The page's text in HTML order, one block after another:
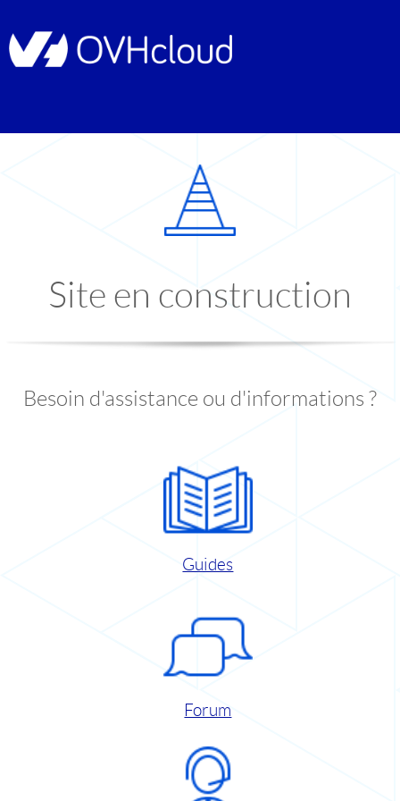
Site en construction
Besoin d'assistance ou d'informations ?
Guides
Forum